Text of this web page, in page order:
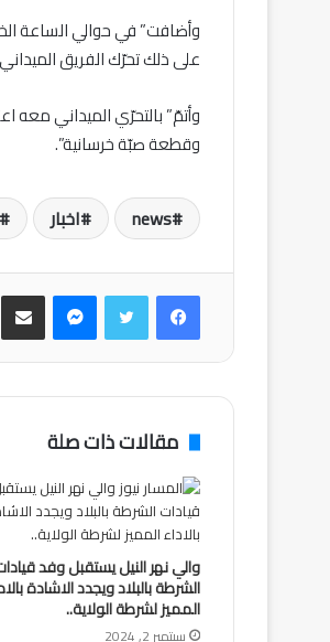
وأضافت” في حوالي الساعة
على ذلك تحرّك الفريق
وقطعة صبّة خرسانية”.
news اخبار
فيسبوكتويتر ماسنجر
مقالات ذات صلة
والي نهر النيل يستقبل وفد
الشرطة بالبلاد ويجدد الاشادة
المميز لشرطة الولاية..
سبتمبر 2, 2024